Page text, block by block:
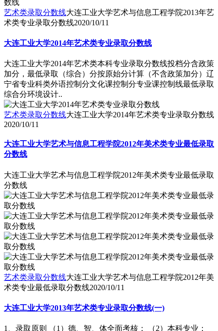
艺术类录取分数线大连工业大学艺术与信息工程学院2013年艺
术类专业录取分数线2020/10/11
大连工业大学2014年艺术类专业录取分数线
大连工业大学2014年艺术类本科专业录取分数线投档分含政策
加分，最低录取（综合）分按原始分计算（不含政策加分）辽
宁省专业科类外语控制分文化课控制分专业课控制线最低录取
综合分环境设计..
艺术类录取分数线大连工业大学2014年艺术类专业录取分数线
2020/10/11
大连工业大学艺术与信息工程学院2012年美术类专业最低录取
分数线
大连工业大学艺术与信息工程学院2012年美术类专业最低录取
分数线
艺术类录取分数线大连工业大学艺术与信息工程学院2012年美
术类专业最低录取分数线2020/10/11
大连工业大学2013年艺术类专业录取分数线(一)
1、录取原则 （1）德、智、体全面考核； （2）本科专业：